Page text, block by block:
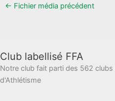
← Fichier média précédent
Club labellisé FFA
Notre club fait parti des 562
d'Athlétisme